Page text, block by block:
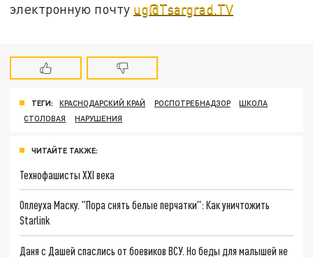
электронную почту ug@Tsargrad.TV
ТЕГИ: КРАСНОДАРСКИЙ КРАЙ РОСПОТРЕБНАДЗОР
ШКОЛА
СТОЛОВАЯ
НАРУШЕНИЯ
ЧИТАЙТЕ ТАКЖЕ:
Технофашисты XXI века
Оплеуха Маску. "Пора снять белые перчатки": Как уничтожить
Starlink
Даня с Дашей спаслись от боевиков ВСУ. Но беды для малышей не